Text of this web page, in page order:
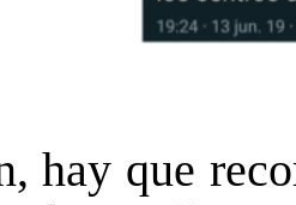
hay que